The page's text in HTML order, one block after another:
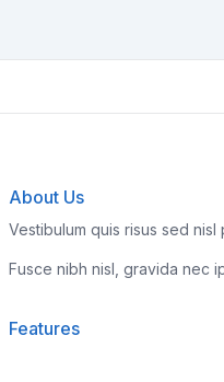
About Us
Vestibulum quis risus sed
Fusce nibh nisl, gravida nec
Features